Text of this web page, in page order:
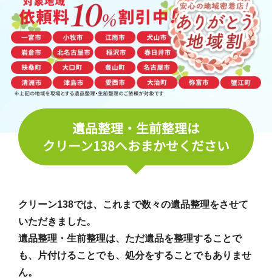
遺品整理・生前整理は
クリーン138へおまかせください
クリーン138では、これまで数々の遺品整理をさせて
いただきました。
遺品整理・生前整理は、ただ遺品を整理することで
も、片付けることでも、処分をすることでもありませ
ん。